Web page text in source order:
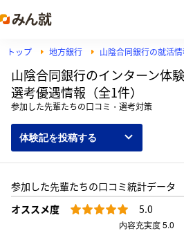
トップ 地方銀行 山陰合同銀行の就活
山陰合同銀行のインターン体
選考優遇情報（全1件）
参加した先輩たちの口コミ・選考対策
体験記を投稿する
参加した先輩たちの口コミ統計データ
オススメ度
5.0